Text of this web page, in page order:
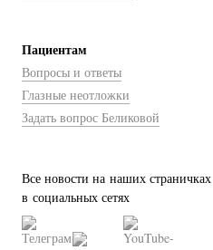
Пациентам
Вопросы и ответы
Глазные неотложки
Задать вопрос Беликовой
Все новости на наших страничках
в социальных сетях